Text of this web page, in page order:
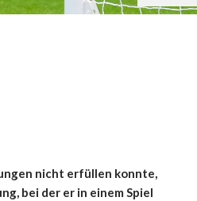
nicht erfüllen konnte,
bei der er in einem Spiel